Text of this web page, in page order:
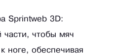
Sprintweb 3D:
части, чтобы мяч
ноге, обеспечивая